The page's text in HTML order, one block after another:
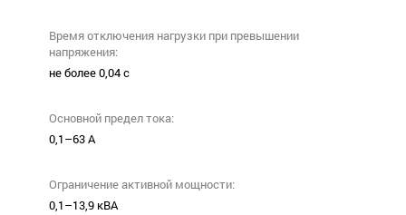
Время отключения нагрузки при превышении
напряжения:
не более 0,04 с
Основной предел тока:
0,1–63 А
Ограничение активной мощности:
0,1–13,9 кВА